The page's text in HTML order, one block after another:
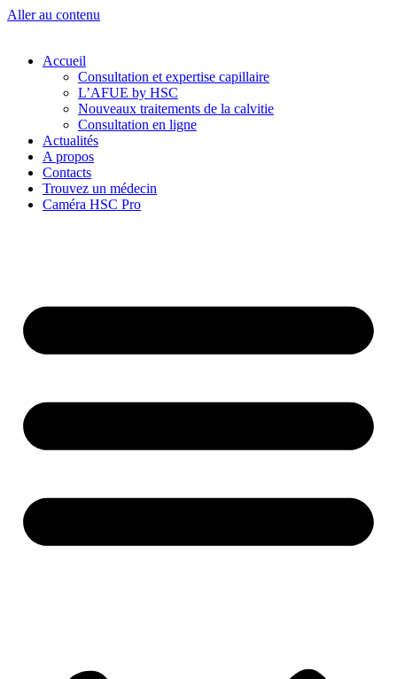
Aller au contenu
Accueil
Consultation et expertise capillaire
L’AFUE by HSC
Nouveaux traitements de la calvitie
Consultation en ligne
Actualités
A propos
Contacts
Trouvez un médecin
Caméra HSC Pro